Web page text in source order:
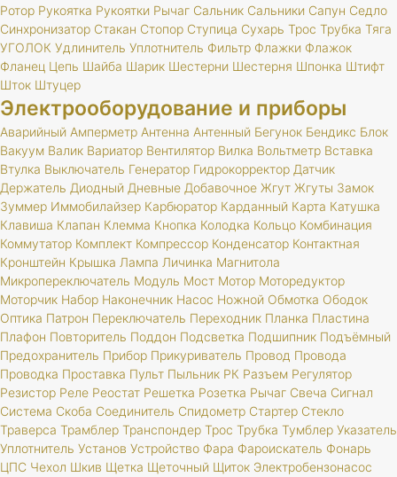
Ротор Рукоятка Рукоятки Рычаг Сальник Сальники Сапун Седло
Синхронизатор Стакан Стопор Ступица Сухарь Трос Трубка Тяга
УГОЛОК Удлинитель Уплотнитель Фильтр Флажки Флажок
Фланец Цепь Шайба Шарик Шестерни Шестерня Шпонка Штифт
Шток Штуцер
Электрооборудование и приборы
Аварийный Амперметр Антенна Антенный Бегунок Бендикс Блок
Вакуум Валик Вариатор Вентилятор Вилка Вольтметр Вставка
Втулка Выключатель Генератор Гидрокорректор Датчик
Держатель Диодный Дневные Добавочное Жгут Жгуты Замок
Зуммер Иммобилайзер Карбюратор Карданный Карта Катушка
Клавиша Клапан Клемма Кнопка Колодка Кольцо Комбинация
Коммутатор Комплект Компрессор Конденсатор Контактная
Кронштейн Крышка Лампа Личинка Магнитола
Микропереключатель Модуль Мост Мотор Моторедуктор
Моторчик Набор Наконечник Насос Ножной Обмотка Ободок
Оптика Патрон Переключатель Переходник Планка Пластина
Плафон Повторитель Поддон Подсветка Подшипник Подъёмный
Предохранитель Прибор Прикуриватель Провод Провода
Проводка Проставка Пульт Пыльник РК Разъем Регулятор
Резистор Реле Реостат Решетка Розетка Рычаг Свеча Сигнал
Система Скоба Соединитель Спидометр Стартер Стекло
Траверса Трамблер Транспондер Трос Трубка Тумблер Указатель
Уплотнитель Установ Устройство Фара Фароискатель Фонарь
ЦПС Чехол Шкив Щетка Щеточный Щиток Электробензонасос